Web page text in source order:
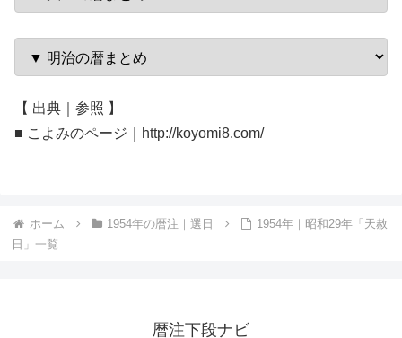
【 出典｜参照 】
■ こよみのページ｜http://koyomi8.com/
ホーム 1954年の暦注｜選日
1954年｜昭和29年「天赦
日」一覧
暦注下段ナビ